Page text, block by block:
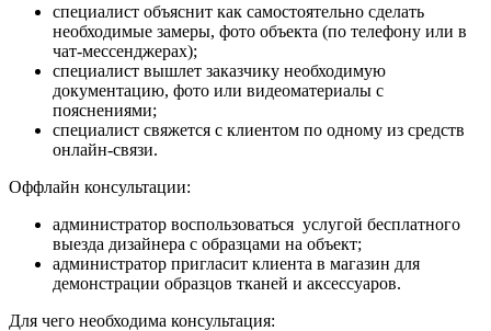
специалист объяснит как самостоятельно сделать
необходимые замеры, фото объекта (по телефону или в
чат-мессенджерах);
специалист вышлет заказчику необходимую
документацию, фото или видеоматериалы с
пояснениями;
специалист свяжется с клиентом по одному из средств
онлайн-связи.
Оффлайн консультации:
администратор воспользоваться услугой бесплатного
выезда дизайнера с образцами на объект;
администратор пригласит клиента в магазин для
демонстрации образцов тканей и аксессуаров.
Для чего необходима консультация: